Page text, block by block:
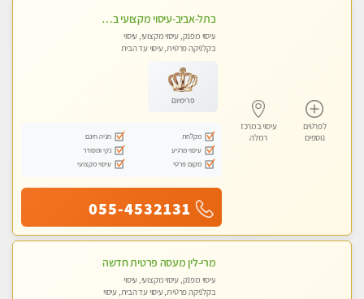
לפרטים
נוספים
עיסוי במרכז
רמלה
בתל-אביב-עיסוי מקצועי ברמה אחת מעל הכולל אבנים חמות רקמות עמוק בשילוב של כל סוגי העיסוי.
עיסוי מפנק, עיסוי מקצועי, עיסוי
בקלניקה פרטית, עיסוי עד הבית
פרימיום
מקלחת
חניה חינם
עיסוי מרגיע
נקי ומסודר
מקום פרטי
עיסוי מקצועי
055-4532131
מרי-לין מעסה פרטית חדשה
עיסוי מפנק, עיסוי מקצועי, עיסוי
בקלניקה פרטית, עיסוי עד הבית, עיסוי